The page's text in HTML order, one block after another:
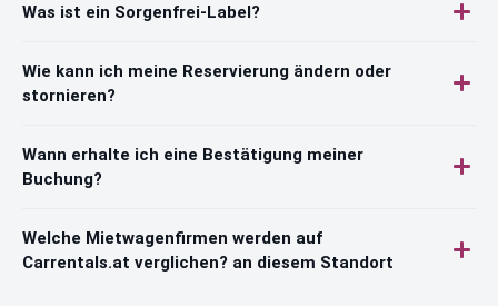
Was ist ein Sorgenfrei-Label?
Wie kann ich meine Reservierung ändern oder
stornieren?
Wann erhalte ich eine Bestätigung meiner
Buchung?
Welche Mietwagenfirmen werden auf
Carrentals.at verglichen? an diesem Standort